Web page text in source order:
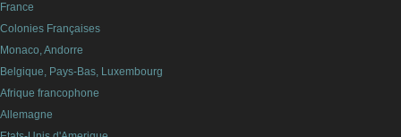
France
Colonies Françaises
Monaco, Andorre
Belgique, Pays-Bas, Luxembourg
Afrique francophone
Allemagne